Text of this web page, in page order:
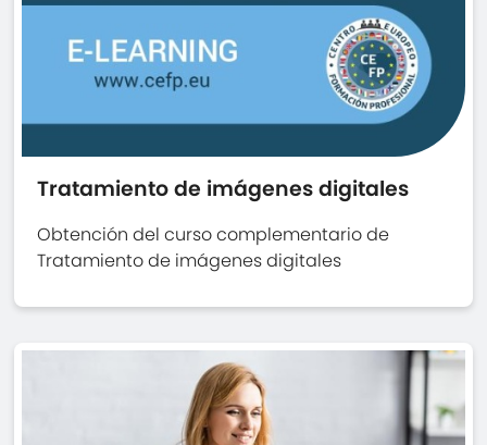
Tratamiento de imágenes digitales
Obtención del curso complementario de
Tratamiento de imágenes digitales